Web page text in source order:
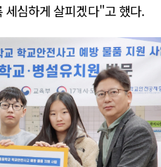
세심하게 살피겠다"고 했다.